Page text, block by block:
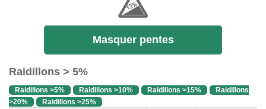
Masquer pentes
Raidillons > 5%
Raidillons >5% Raidillons >10% Raidillons >15%
Raidillons
>20%
Raidillons >25%